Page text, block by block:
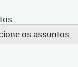
os assuntos